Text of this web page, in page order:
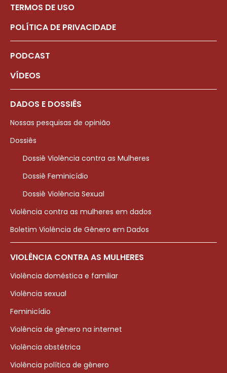
TERMOS DE USO
POLÍTICA DE PRIVACIDADE
PODCAST
VÍDEOS
DADOS E DOSSIÊS
Nossas pesquisas de opinião
Dossiês
Dossiê Violência contra as Mulheres
Dossiê Feminicídio
Dossiê Violência Sexual
Violência contra as mulheres em dados
Boletim Violência de Gênero em Dados
VIOLÊNCIA CONTRA AS MULHERES
Violência doméstica e familiar
Violência sexual
Feminicídio
Violência de gênero na internet
Violência obstétrica
Violência política de gênero